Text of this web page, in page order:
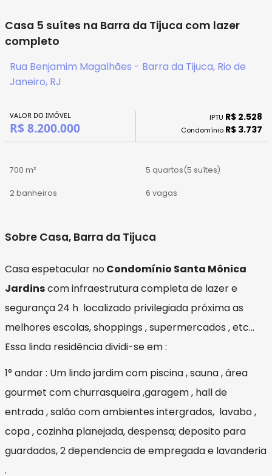
Casa 5 suítes na Barra da Tijuca com lazer
completo
Rua Benjamim Magalhães - Barra da Tijuca, Rio de
Janeiro, RJ
VALOR DO IMÓVEL
R$ 8.200.000
IPTU R$ 2.528
Condomínio R$ 3.737
700 m² 5 quartos(5 suítes)
2 banheiros 6 vagas
Sobre Casa, Barra da Tijuca
Casa espetacular noCondomínio Santa Mônica
Jardinscom infraestrutura completa de lazer e
segurança 24 h localizado privilegiada próxima as
melhores escolas, shoppings , supermercados , etc...
Essa linda residência dividi-se em :
1° andar : Um lindo jardim com piscina , sauna , área
gourmet com churrasqueira ,garagem , hall de
entrada , salão com ambientes intergrados, lavabo ,
copa , cozinha planejada, despensa; deposito para
guardados, 2 dependencia de empregada e lavanderia
.